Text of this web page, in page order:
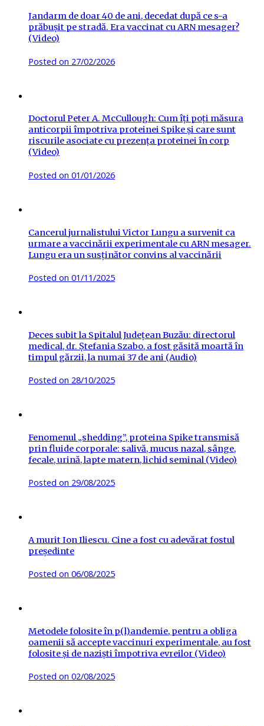
Jandarm de doar 40 de ani, decedat după ce s-a
prăbușit pe stradă. Era vaccinat cu ARN mesager?
(Video)
Posted on 27/02/2026
Doctorul Peter A. McCullough: Cum îți poți măsura
anticorpii împotriva proteinei Spike și care sunt
riscurile asociate cu prezența proteinei în corp
(Video)
Posted on 01/01/2026
Cancerul jurnalistului Victor Lungu a survenit ca
urmare a vaccinării experimentale cu ARN mesager.
Lungu era un susținător convins al vaccinării
Posted on 01/11/2025
Deces subit la Spitalul Județean Buzău: directorul
medical, dr. Ștefania Szabo, a fost găsită moartă în
timpul gărzii, la numai 37 de ani (Audio)
Posted on 28/10/2025
Fenomenul „shedding”, proteina Spike transmisă
prin fluide corporale: salivă, mucus nazal, sânge,
fecale, urină, lapte matern, lichid seminal (Video)
Posted on 29/08/2025
A murit Ion Iliescu. Cine a fost cu adevărat fostul
președinte
Posted on 06/08/2025
Metodele folosite în p(l)andemie, pentru a obliga
oamenii să accepte vaccinuri experimentale, au fost
folosite și de naziști împotriva evreilor (Video)
Posted on 02/08/2025